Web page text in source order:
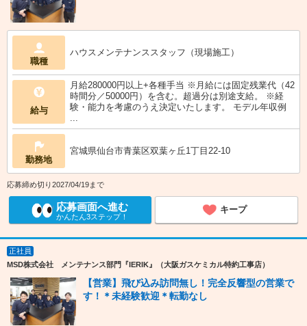
職種
ハウスメンテナンススタッフ（現場施工）
給与
月給280000円以上+各種手当 ※月給には固定残業代（42
時間分／50000円）を含む。超過分は別途支給。 ※経
験・能力を考慮のうえ決定いたします。 モデル年収例
...
勤務地
宮城県仙台市青葉区双葉ヶ丘1丁目22-10
応募締め切り2027/04/19まで
応募画面へ進む
かんたん3ステップ！
キープ
正社員
MSD株式会社 メンテナンス部門『IERIK』（大阪ガスケミカル特約工事店）
【営業】飛び込み訪問無し！完全反響型の営業で
す！＊未経験歓迎＊転勤なし